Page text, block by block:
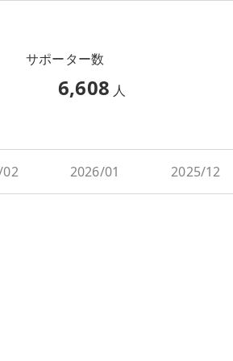
サポーター数
6,608 人
02 2026/01 2025/12